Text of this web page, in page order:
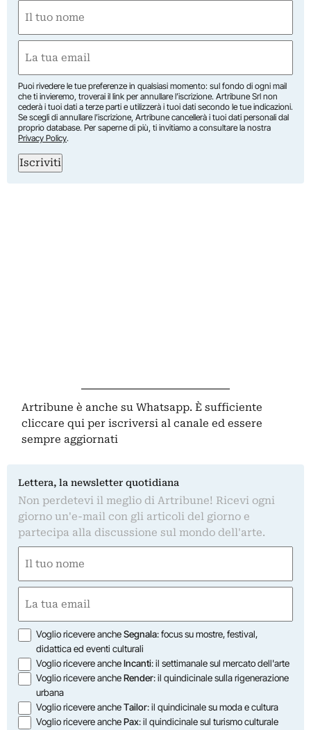
(Required)
First
(Required)
Puoi rivedere le tue preferenze in qualsiasi momento: sul fondo di ogni mail
che ti invieremo, troverai il link per annullare l’iscrizione. Artribune Srl non
cederà i tuoi dati a terze parti e utilizzerà i tuoi dati secondo le tue indicazioni.
Se scegli di annullare l’iscrizione, Artribune cancellerà i tuoi dati personali dal
proprio database. Per saperne di più, ti invitiamo a consultare la nostra
Privacy Policy.
Iscriviti
Artribune è anche su Whatsapp. È sufficiente
cliccare qui per iscriversi al canale ed essere
sempre aggiornati
Lettera, la newsletter quotidiana
Non perdetevi il meglio di Artribune! Ricevi ogni
giorno un'e-mail con gli articoli del giorno e
partecipa alla discussione sul mondo dell'arte.
(Required)
First
(Required)
Opzioni
Voglio ricevere ancheSegnala: focus su mostre, festival,
didattica ed eventi culturali
Voglio ricevere ancheIncanti: il settimanale sul mercato dell'arte
Voglio ricevere ancheRender: il quindicinale sulla rigenerazione
urbana
Voglio ricevere ancheTailor: il quindicinale su moda e cultura
Voglio ricevere anchePax: il quindicinale sul turismo culturale